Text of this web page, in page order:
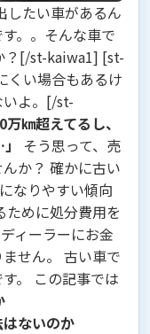
たい車があるん
。。そんな車で
？[/st-kaiwa1] [st-
くい場合もあるけ
いよ。[/st-
㎞超えてるし、
そう思って、売
か？ 確かに古い
なりやすい傾向
ために処分費用を
ィーラーにお金
せん。 古い車で
。 この記事では
ないのか